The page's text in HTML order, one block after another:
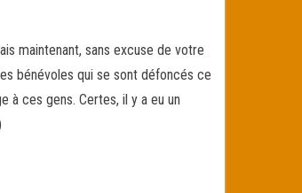
maintenant, sans excuse de votre
bénévoles qui se sont défoncés ce
à ces gens. Certes, il y a eu un